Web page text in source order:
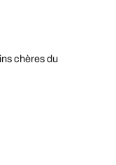
chères du